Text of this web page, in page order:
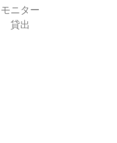
モニター
貸出